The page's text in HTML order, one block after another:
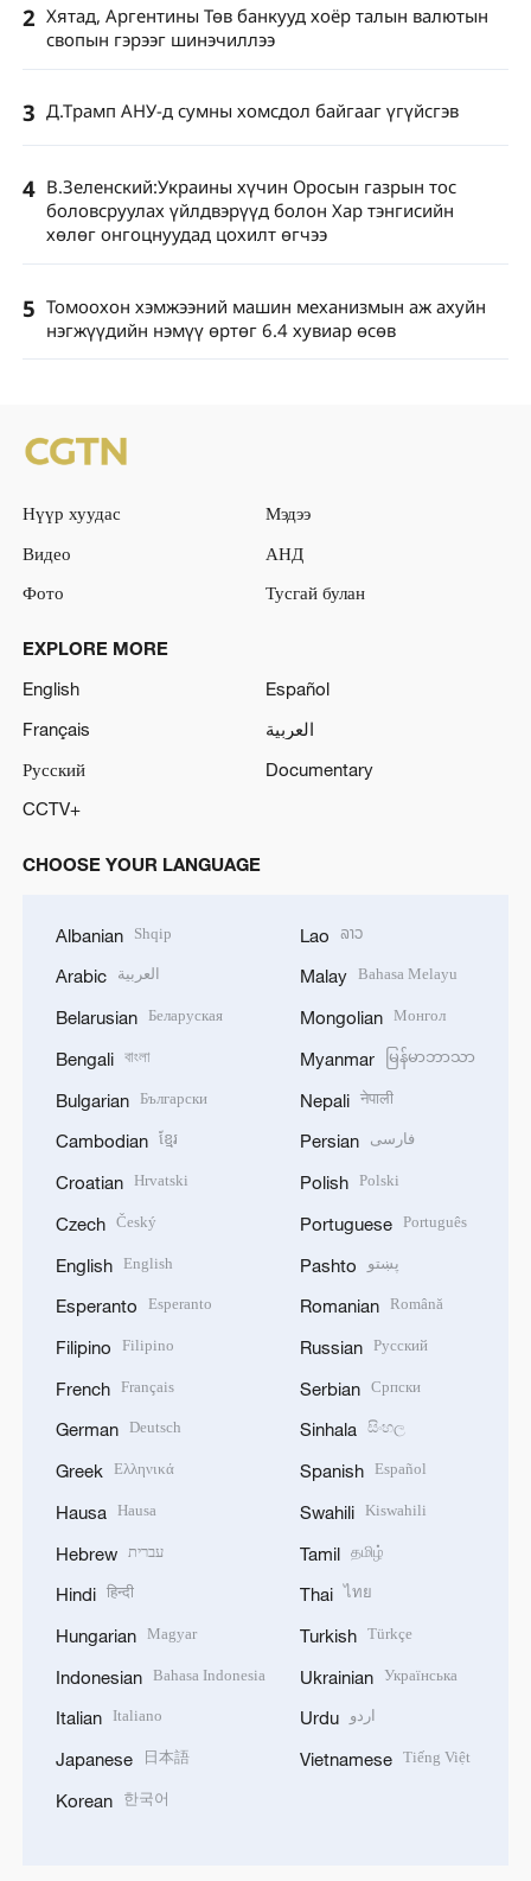
2 Хятад, Аргентины Төв банкууд хоёр талын валютын
свопын гэрээг шинэчиллээ
3 Д.Трамп АНУ-д сумны хомсдол байгааг үгүйсгэв
4 В.Зеленский:Украины хүчин Оросын газрын тос
боловсруулах үйлдвэрүүд болон Хар тэнгисийн
хөлөг онгоцнуудад цохилт өгчээ
5 Томоохон хэмжээний машин механизмын аж ахуйн
нэгжүүдийн нэмүү өртөг 6.4 хувиар өсөв
Нүүр хуудас
Мэдээ
Видео
АНД
Фото
Тусгай булан
EXPLORE MORE
English
Español
Français
العربية
Русский
Documentary
CCTV+
CHOOSE YOUR LANGUAGE
Albanian Shqip
Arabic العربية
Belarusian Беларуская
Bengali বাংলা
Bulgarian Български
Cambodian ខ្មែរ
Croatian Hrvatski
Czech Český
English English
Esperanto Esperanto
Filipino Filipino
French Français
German Deutsch
Greek Ελληνικά
Hausa Hausa
Hebrew עברית
Hindi हिन्दी
Hungarian Magyar
Indonesian Bahasa Indonesia
Italian Italiano
Japanese 日本語
Korean 한국어
Lao ລາວ
Malay Bahasa Melayu
Mongolian Монгол
Myanmar မြန်မာဘာသာ
Nepali नेपाली
Persian فارسی
Polish Polski
Portuguese Português
Pashto پښتو
Romanian Română
Russian Русский
Serbian Српски
Sinhala සිංහල
Spanish Español
Swahili Kiswahili
Tamil தமிழ்
Thai ไทย
Turkish Türkçe
Ukrainian Українська
Urdu اردو
Vietnamese Tiếng Việt